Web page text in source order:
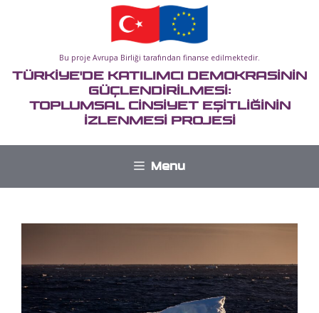
Bu proje Avrupa Birliği tarafından finanse edilmektedir.
TÜRKİYE'DE KATILIMCI DEMOKRASİNİN
GÜÇLENDİRİLMESİ:
TOPLUMSAL CİNSİYET EŞİTLİĞİNİN
İZLENMESİ PROJESİ
Menu